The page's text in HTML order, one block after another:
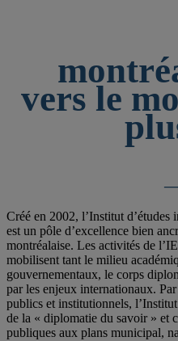
vers le
—
Créé en 2002, l’Institut
est un pôle d’excellence bien
montréalaise. Les activités de
mobilisent tant le milieu
gouvernementaux, le corps
par les enjeux internationaux.
publics et institutionnels,
de la « diplomatie du savoir » et
publiques aux plans municipal,